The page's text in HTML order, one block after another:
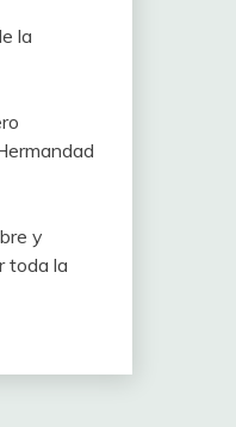
la
y
toda la